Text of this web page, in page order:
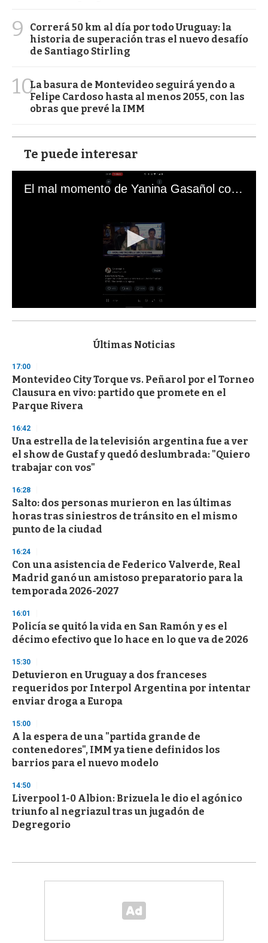
9
Correrá 50 km al día por todo Uruguay: la
historia de superación tras el nuevo desafío
de Santiago Stirling
10La basura de Montevideo seguirá yendo a
Felipe Cardoso hasta al menos 2055, con las
obras que prevé la IMM
Te puede interesar
El mal momento de Yanina Gasañol con un hincha argentino en "Subrayado"
s
d
s
o
f
3
s
e
c
o
n
s
Últimas Noticias
17:00
Montevideo City Torque vs. Peñarol por el Torneo
Clausura en vivo: partido que promete en el
Parque Rivera
16:42
Una estrella de la televisión argentina fue a ver
el show de Gustaf y quedó deslumbrada: "Quiero
trabajar con vos"
16:28
Salto: dos personas murieron en las últimas
horas tras siniestros de tránsito en el mismo
punto de la ciudad
16:24
Con una asistencia de Federico Valverde, Real
Madrid ganó un amistoso preparatorio para la
temporada 2026-2027
16:01
Policía se quitó la vida en San Ramón y es el
décimo efectivo que lo hace en lo que va de 2026
15:30
Detuvieron en Uruguay a dos franceses
requeridos por Interpol Argentina por intentar
enviar droga a Europa
15:00
A la espera de una "partida grande de
contenedores", IMM ya tiene definidos los
barrios para el nuevo modelo
14:50
Liverpool 1-0 Albion: Brizuela le dio el agónico
triunfo al negriazul tras un jugadón de
Degregorio